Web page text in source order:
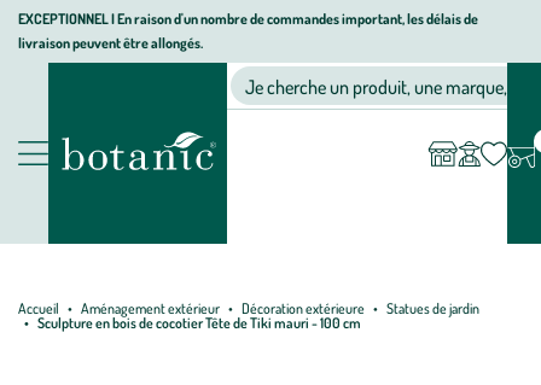
Aller
Aller
au
Aller
au
page
EXCEPTIONNEL I En raison d'un nombre de commandes important, les délais de
livraison peuvent être allongés.
Nos produits
Jardinerie écologique, animalerie, décoration, alimentation bio
Je cherche un produit, une marque, un
compte
Accueil Aménagement extérieur Décoration extérieure
Statues de jardin
Sculpture en bois de cocotier Tête de Tiki mauri - 100 cm